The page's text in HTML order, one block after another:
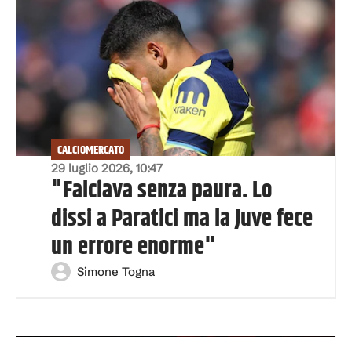
29 luglio 2026, 10:47
CALCIOMERCATO
"Falciava senza paura. Lo
dissi a Paratici ma la Juve fece
un errore enorme"
Simone Togna